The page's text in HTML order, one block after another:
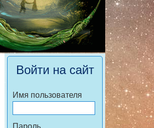
Войти на сайт
Имя пользователя
Пароль